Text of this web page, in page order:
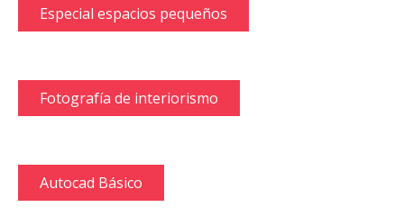
Especial espacios pequeños
Fotografía de interiorismo
Autocad Básico